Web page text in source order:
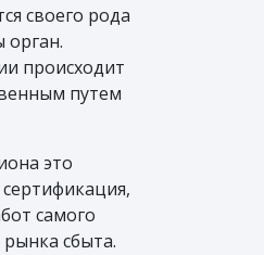
своего рода
орган.
происходит
путем
это
самого
сбыта.